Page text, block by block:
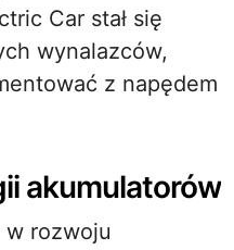
Car stał się
wynalazców,
z napędem
akumulatorów
w rozwoju